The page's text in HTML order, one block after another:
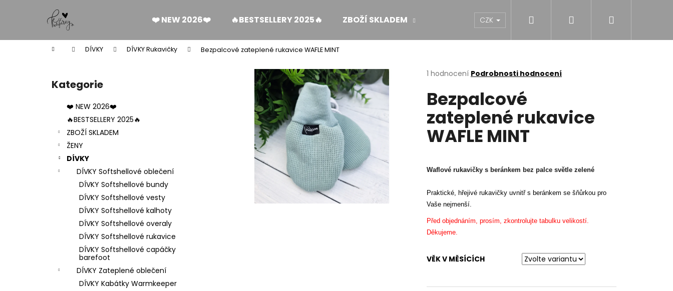
❤️ NEW 2026❤️ 🔥BESTSELLERY 2025🔥 ZBOŽÍ SKLADEM DÍVKY CHLAPCI MUŽI
CZK Přihlášení
Domů DÍVKY DÍVKY Rukavičky Bezpalcové zateplené rukavice WAFLE MINT
Přeskočit
kategorie
Kategorie
❤️ NEW 2026❤️
🔥BESTSELLERY 2025🔥
ZBOŽÍ SKLADEM
ŽENY
DÍVKY
DÍVKY Softshellové oblečení
DÍVKY Softshellové bundy
DÍVKY Softshellové vesty
DÍVKY Softshellové kalhoty
DÍVKY Softshellové overaly
DÍVKY Softshellové rukavice
DÍVKY Softshellové capáčky
barefoot
DÍVKY Zateplené oblečení
DÍVKY Kabátky Warmkeeper
Průměrné
produktu
je
z
5
hvězdiček.
1 hodnocení Podrobnosti hodnocení
Bezpalcové
zateplené rukavice
WAFLE MINT
Waflové rukavičky s beránkem bez palce světle zelené
Praktické, hřejivé rukavičky uvnitř s beránkem se šňůrkou pro
Vaše nejmenší.
Před objednáním, prosím, zkontrolujte tabulku velikostí.
Děkujeme.
VĚK V MĚSÍCÍCH
í
Zpět
do
Zpět
do
Co potřebujete najít?
HLEDAT
Doporučujeme
DÁMSKÉ BERMUDY SILK BLACK
1 199 Kč
ZAVINOVACÍ SUKNĚ MIDI BLACK S